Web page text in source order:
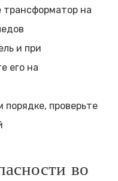
на
и при
его на
порядке, проверьте
во